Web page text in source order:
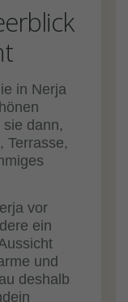
in Nerja
dann,
Terrasse,
vor
ein
und
deshalb